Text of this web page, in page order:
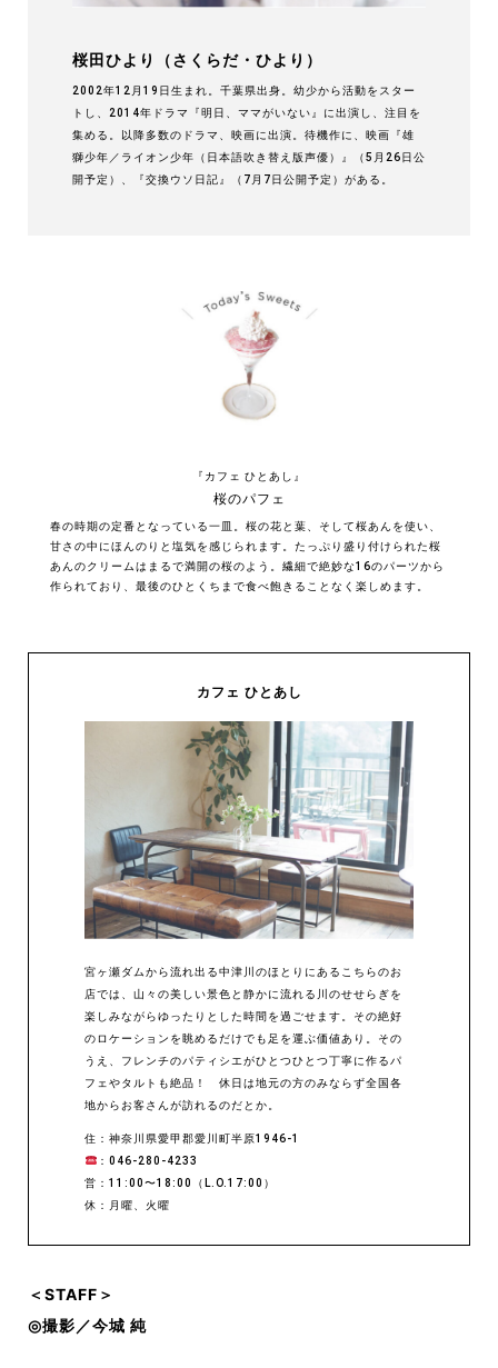
桜田ひより（さくらだ・ひより）
2002年12月19日生まれ。千葉県出身。幼少から活動をスター
トし、2014年ドラマ『明日、ママがいない』に出演し、注目を
集める。以降多数のドラマ、映画に出演。待機作に、映画『雄
獅少年／ライオン少年（日本語吹き替え版声優）』（5月26日公
開予定）、『交換ウソ日記』（7月7日公開予定）がある。
『カフェ ひとあし』
桜のパフェ
春の時期の定番となっている一皿。桜の花と葉、そして桜あんを使い、
甘さの中にほんのりと塩気を感じられます。たっぷり盛り付けられた桜
あんのクリームはまるで満開の桜のよう。繊細で絶妙な16のパーツから
作られており、最後のひとくちまで食べ飽きることなく楽しめます。
カフェ ひとあし
宮ヶ瀬ダムから流れ出る中津川のほとりにあるこちらのお
店では、山々の美しい景色と静かに流れる川のせせらぎを
楽しみながらゆったりとした時間を過ごせます。その絶好
のロケーションを眺めるだけでも足を運ぶ価値あり。その
うえ、フレンチのパティシエがひとつひとつ丁寧に作るパ
フェやタルトも絶品！ 休日は地元の方のみならず全国各
地からお客さんが訪れるのだとか。
住：神奈川県愛甲郡愛川町半原1946-1
：046-280-4233
営：11:00〜18:00（L.O.17:00）
休：月曜、火曜
＜STAFF＞
◎撮影／今城 純